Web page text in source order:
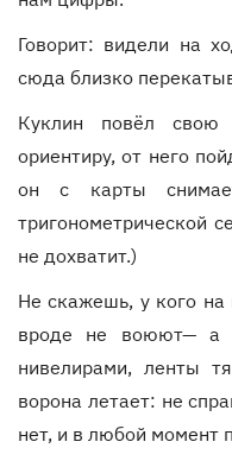
Говорит: видели на
сюда близко
Куклин повёл свою
ориентиру, от него
он с карты
тригонометрической
не дохватит.)
Не скажешь, у кого на
вроде не воюют— а
нивелирами, ленты
ворона летает: не
нет, и в любой момент